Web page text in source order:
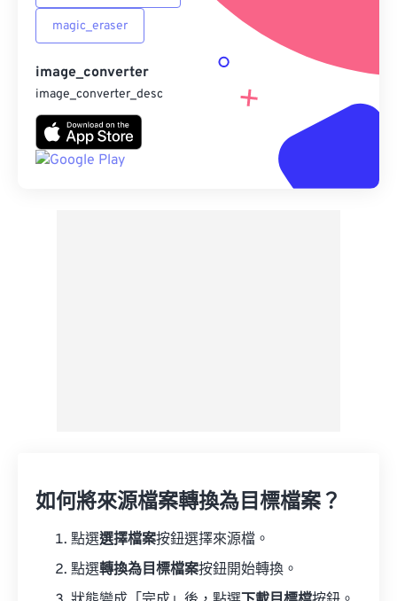
magic_eraser
image_converter
image_converter_desc
如何將來源檔案轉換為目標檔案？
點選選擇檔案按鈕選擇來源檔。
點選轉換為目標檔案按鈕開始轉換。